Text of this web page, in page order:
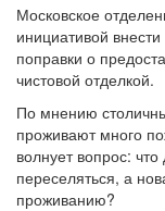
Московское
инициативой
поправки о
чистовой отделкой.
По мнению
проживают много
волнует вопрос:
переселяться, а
проживанию?